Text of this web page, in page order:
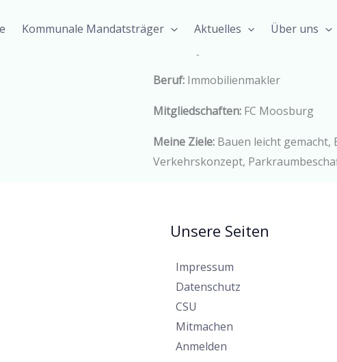
Kommunale Mandatsträger Aktuelles Über uns
Listenplatz 22
Beruf: Immobilienmakler
Mitgliedschaften: FC Moosburg
Meine Ziele: Bauen leicht
Verkehrskonzept,
Unsere Seiten
Impressum
Datenschutz
CSU
Mitmachen
Anmelden